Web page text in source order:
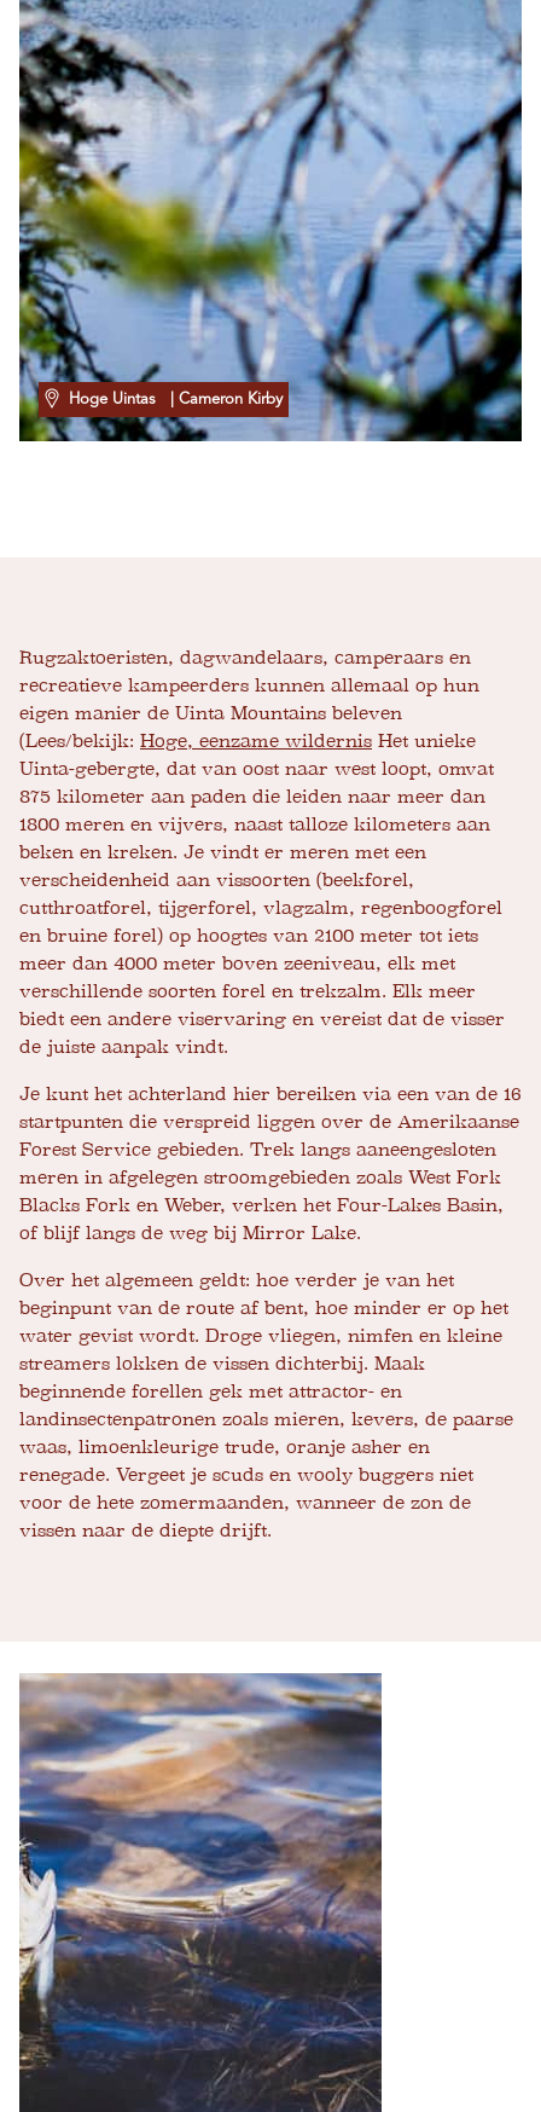
Hoge Uintas | Cameron Kirby
Rugzaktoeristen, dagwandelaars, camperaars en
recreatieve kampeerders kunnen allemaal op hun
eigen manier de Uinta Mountains beleven
(Lees/bekijk: Hoge, eenzame wildernis Het unieke
Uinta-gebergte, dat van oost naar west loopt, omvat
875 kilometer aan paden die leiden naar meer dan
1800 meren en vijvers, naast talloze kilometers aan
beken en kreken. Je vindt er meren met een
verscheidenheid aan vissoorten (beekforel,
cutthroatforel, tijgerforel, vlagzalm, regenboogforel
en bruine forel) op hoogtes van 2100 meter tot iets
meer dan 4000 meter boven zeeniveau, elk met
verschillende soorten forel en trekzalm. Elk meer
biedt een andere viservaring en vereist dat de visser
de juiste aanpak vindt.
Je kunt het achterland hier bereiken via een van de 16
startpunten die verspreid liggen over de Amerikaanse
Forest Service gebieden. Trek langs aaneengesloten
meren in afgelegen stroomgebieden zoals West Fork
Blacks Fork en Weber, verken het Four-Lakes Basin,
of blijf langs de weg bij Mirror Lake.
Over het algemeen geldt: hoe verder je van het
beginpunt van de route af bent, hoe minder er op het
water gevist wordt. Droge vliegen, nimfen en kleine
streamers lokken de vissen dichterbij. Maak
beginnende forellen gek met attractor- en
landinsectenpatronen zoals mieren, kevers, de paarse
waas, limoenkleurige trude, oranje asher en
renegade. Vergeet je scuds en wooly buggers niet
voor de hete zomermaanden, wanneer de zon de
vissen naar de diepte drijft.